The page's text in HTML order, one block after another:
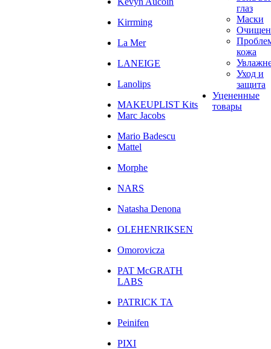
Kirrming
La Mer
LANEIGE
Lanolips
MAKEUPLIST Kits
Marc Jacobs
Mario Badescu
Mattel
Morphe
NARS
Natasha Denona
OLEHENRIKSEN
Omorovicza
PAT McGRATH
LABS
PATRICK TA
Peinifen
PIXI
глаз
Маски
кожа
Уход и
защита
Уцененные
товары